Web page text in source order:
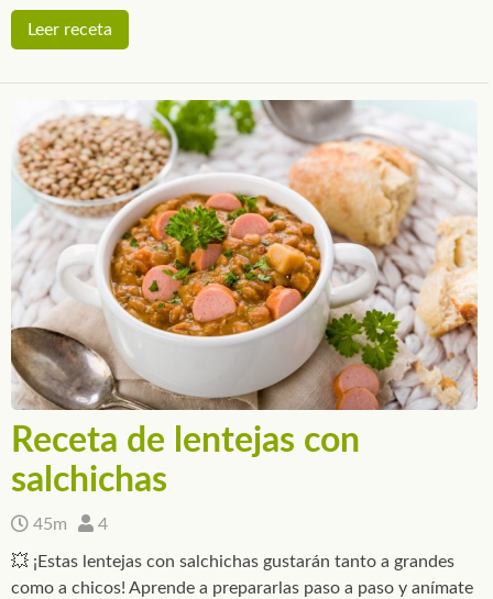
Leer receta
Receta de lentejas con
salchichas
45m 4
💥 ¡Estas lentejas con salchichas gustarán tanto a grandes
como a chicos! Aprende a prepararlas paso a paso y anímate